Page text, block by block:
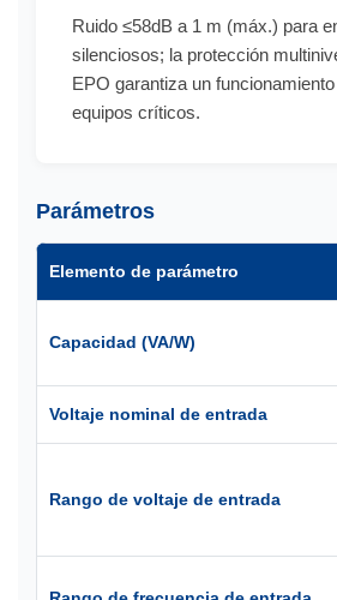
Ruido ≤58dB a 1 m (máx.) para
silenciosos; la protección
EPO garantiza un
equipos críticos.
Parámetros
Elemento de parámetro
Capacidad (VA/W)
Voltaje nominal de entrada
Rango de voltaje de entrada